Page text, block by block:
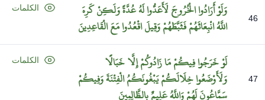
46 وَلَوْأَرَادُواالْخُرُوجَلَأَعَدُّوالَهُعُدَّةًوَلَكِنْكَرِهَ
اللَّهُانْبِعَاثَهُمْفَثَبَّطَهُمْوَقِيلَاقْعُدُوامَعَالْقَاعِدِينَ
الكلمات
47
لَوْخَرَجُوافِيكُمْمَازَادُوكُمْإِلَّاخَبَالًا
وَلَأَوْضَعُواخِلَالَكُمْيَبْغُونَكُمُالْفِتْنَةَوَفِيكُمْ
سَمَّاعُونَلَهُمْوَاللَّهُعَلِيمٌبِالظَّالِمِينَ
الكلمات